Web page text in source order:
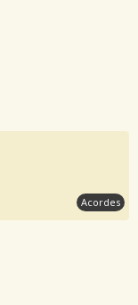
Acordes